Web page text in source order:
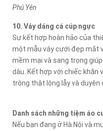
Phú Yên
10. Váy dáng cá cúp ngực
Sự kết hợp hoàn hảo của
một mẫu váy cưới đẹp mắt
mềm mại và sang trọng
dâu. Kết hợp với chiếc khăn
trông thật lộng lẫy và duyên
Danh sách những tiệm áo
Nếu bạn đang ở Hà Nội và